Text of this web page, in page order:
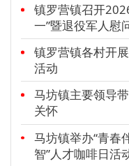
文明评论
北京宣传文化引导
宣传思想文化人才
专题
资料库
镇罗营镇召开
一”暨退役军人慰
镇罗营镇各村开
活动
马坊镇主要领导
关怀
马坊镇举办“青春
智”人才咖啡日活